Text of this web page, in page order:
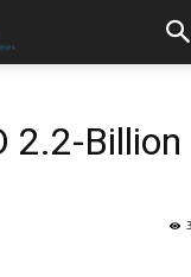
2.2-Billion